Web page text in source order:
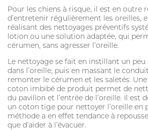
HYGIÈNE DES YEUX ET
SOLUTION
ANTIPARASITAIRE
PURGE
DIGESTION
ARTICULATION
SOIN DE LA PEAU
Pour les chiens à risque, il est en outre
d’entretenir régulièrement les oreilles,
réalisant des nettoyages préventifs
lotion ou une solution adaptée, qui
cérumen, sans agresser l’oreille.
Le nettoyage se fait en instillant un peu
dans l’oreille, puis en massant le
remonter le cérumen et les saletés.
coton imbibé de produit permet de
du pavillon et l’entrée de l’oreille. Il est
un coton tige pour nettoyer l’oreille en
méthode a en effet tendance à
que d’aider à l’évacuer.